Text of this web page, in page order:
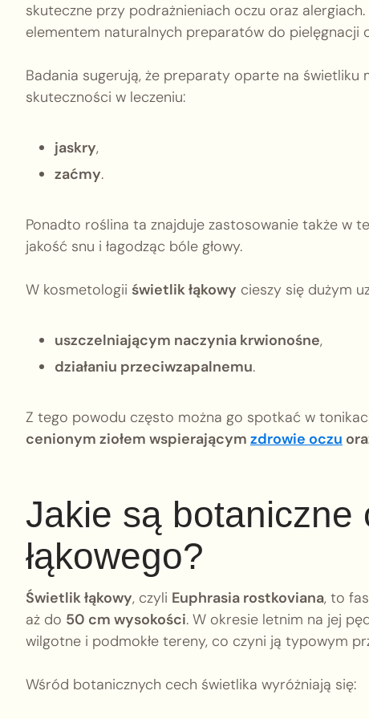
skuteczne przy podrażnieniach oczu oraz
elementem naturalnych preparatów do pielęgnacji
Badania sugerują, że preparaty oparte na
skuteczności w leczeniu:
jaskry,
zaćmy.
Ponadto roślina ta znajduje zastosowanie także w
jakość snu i łagodząc bóle głowy.
W kosmetologii świetlik łąkowy cieszy się dużym
uszczelniającym naczynia krwionośne,
działaniu przeciwzapalnemu.
Z tego powodu często można go spotkać w
cenionym ziołem wspierającym zdrowie oczu
Jakie są botaniczne
łąkowego?
Świetlik łąkowy, czyli Euphrasia rostkoviana, to
aż do 50 cm wysokości. W okresie letnim na jej
wilgotne i podmokłe tereny, co czyni ją typowym
Wśród botanicznych cech świetlika wyróżniają się: